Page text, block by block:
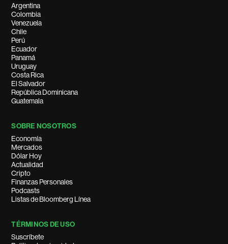
Argentina
Colombia
Venezuela
Chile
Perú
Ecuador
Panamá
Uruguay
Costa Rica
El Salvador
República Dominicana
Guatemala
SOBRE NOSOTROS
Economía
Mercados
Dólar Hoy
Actualidad
Cripto
Finanzas Personales
Podcasts
Listas de Bloomberg Línea
TÉRMINOS DE USO
Suscríbete